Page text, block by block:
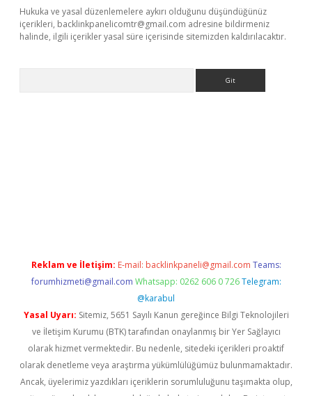
Hukuka ve yasal düzenlemelere aykırı olduğunu düşündüğünüz
içerikleri, backlinkpanelicomtr@gmail.com adresine bildirmeniz
halinde, ilgili içerikler yasal süre içerisinde sitemizden kaldırılacaktır.
Reklam ve İletişim: E-mail: backlinkpaneli@gmail.com Teams:
forumhizmeti@gmail.com Whatsapp: 0262 606 0 726 Telegram:
@karabul
Yasal Uyarı: Sitemiz, 5651 Sayılı Kanun gereğince Bilgi Teknolojileri
ve İletişim Kurumu (BTK) tarafından onaylanmış bir Yer Sağlayıcı
olarak hizmet vermektedir. Bu nedenle, sitedeki içerikleri proaktif
olarak denetleme veya araştırma yükümlülüğümüz bulunmamaktadır.
Ancak, üyelerimiz yazdıkları içeriklerin sorumluluğunu taşımakta olup,